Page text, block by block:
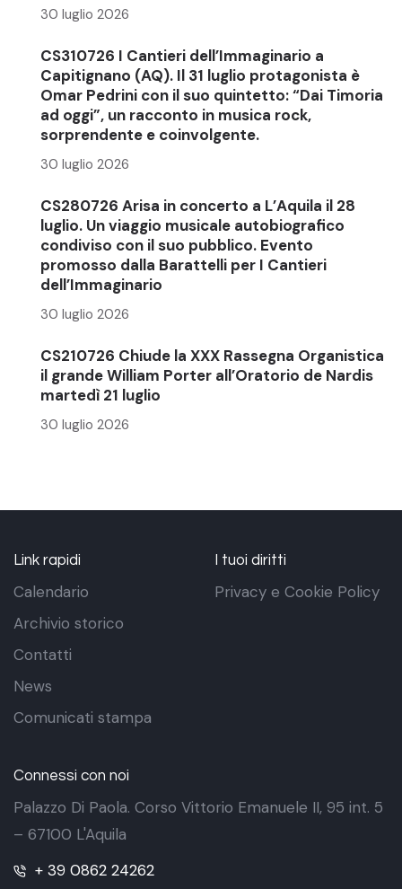
30 luglio 2026
CS310726 I Cantieri dell’Immaginario a
Capitignano (AQ). Il 31 luglio protagonista è
Omar Pedrini con il suo quintetto: “Dai Timoria
ad oggi”, un racconto in musica rock,
sorprendente e coinvolgente.
30 luglio 2026
CS280726 Arisa in concerto a L’Aquila il 28
luglio. Un viaggio musicale autobiografico
condiviso con il suo pubblico. Evento
promosso dalla Barattelli per I Cantieri
dell’Immaginario
30 luglio 2026
CS210726 Chiude la XXX Rassegna Organistica
il grande William Porter all’Oratorio de Nardis
martedì 21 luglio
30 luglio 2026
Link rapidi
Calendario
Archivio storico
Contatti
News
Comunicati stampa
I tuoi diritti
Privacy e Cookie Policy
Connessi con noi
Palazzo Di Paola. Corso Vittorio Emanuele II, 95 int. 5
– 67100 L'Aquila
+ 39 0862 24262